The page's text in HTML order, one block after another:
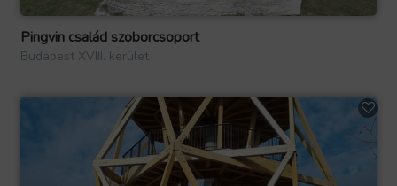
Pingvin család szoborcsoport
Budapest XVIII. kerület